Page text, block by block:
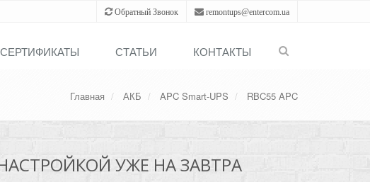
Обратный Звонок remontups@entercom.ua
СЕРТИФИКАТЫ СТАТЬИ КОНТАКТЫ
Главная АКБ APC Smart-UPS RBC55 APC
УЖЕ НА ЗАВТРА